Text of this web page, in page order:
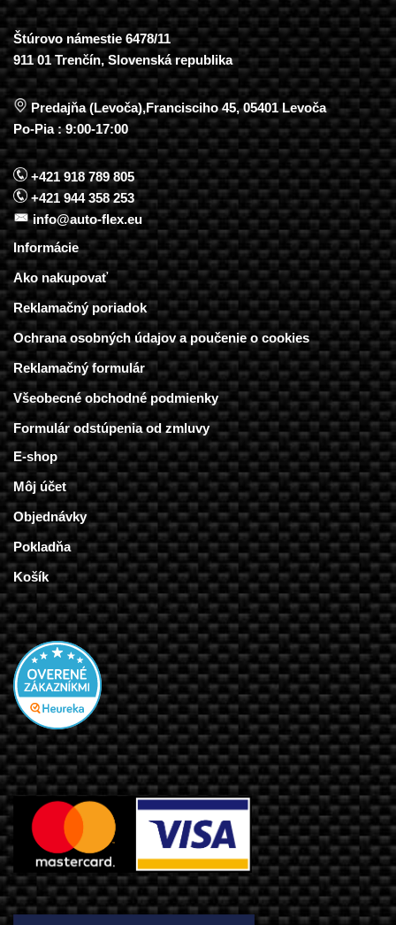
Štúrovo námestie 6478/11
911 01 Trenčín, Slovenská republika
Predajňa (Levoča),Francisciho 45, 05401 Levoča
Po-Pia : 9:00-17:00
+421 918 789 805
+421 944 358 253
info@auto-flex.eu
Informácie
Ako nakupovať
Reklamačný poriadok
Ochrana osobných údajov a poučenie o cookies
Reklamačný formulár
Všeobecné obchodné podmienky
Formulár odstúpenia od zmluvy
E-shop
Môj účet
Objednávky
Pokladňa
Košík